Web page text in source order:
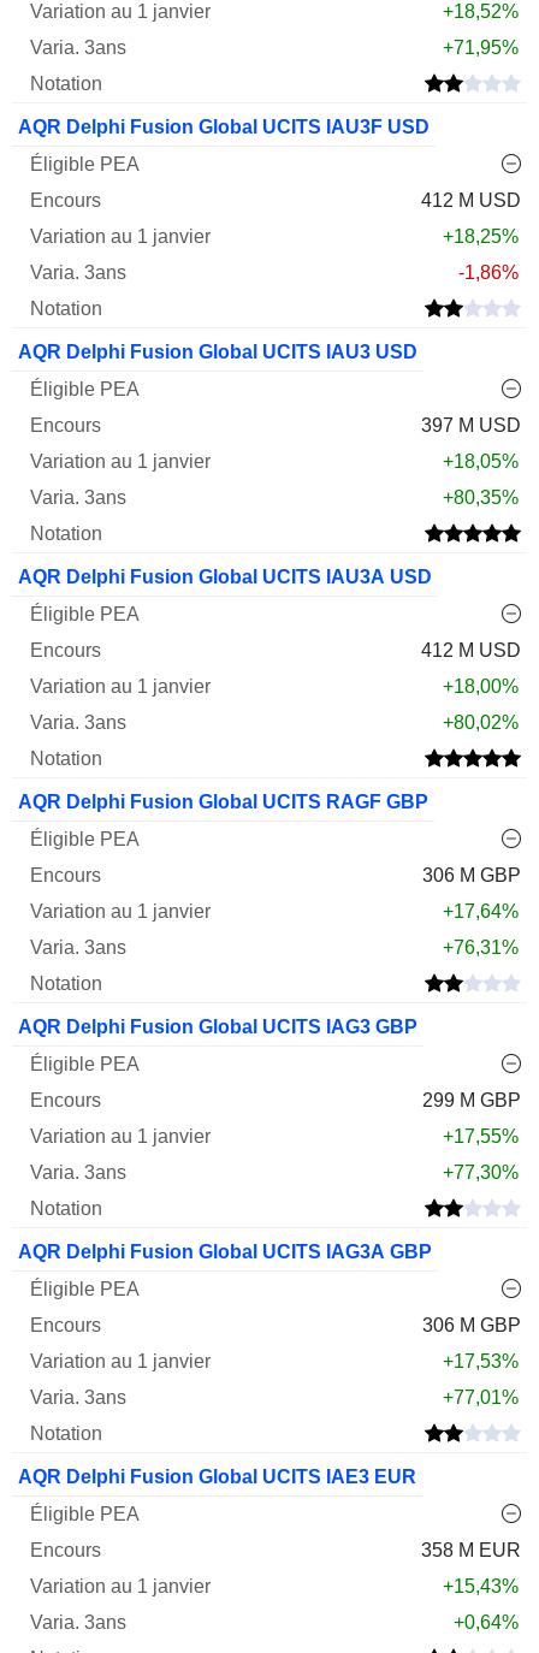
+18,52%
+71,95%
AQR Delphi Fusion Global UCITS IAU3F USD
412 M USD
+18,25%
-1,86%
AQR Delphi Fusion Global UCITS IAU3 USD
397 M USD
+18,05%
+80,35%
AQR Delphi Fusion Global UCITS IAU3A USD
412 M USD
+18,00%
+80,02%
AQR Delphi Fusion Global UCITS RAGF GBP
306 M GBP
+17,64%
+76,31%
AQR Delphi Fusion Global UCITS IAG3 GBP
299 M GBP
+17,55%
+77,30%
AQR Delphi Fusion Global UCITS IAG3A GBP
306 M GBP
+17,53%
+77,01%
AQR Delphi Fusion Global UCITS IAE3 EUR
358 M EUR
+15,43%
+0,64%